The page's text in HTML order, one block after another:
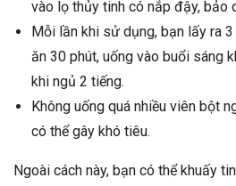
vào lọ thủy tinh có nắp đậy, bảo
Mỗi lần khi sử dụng, bạn lấy ra
ăn 30 phút, uống vào buổi sáng
khi ngủ 2 tiếng.
Không uống quá nhiều viên bột
có thể gây khó tiêu.
Ngoài cách này, bạn có thể khuấy